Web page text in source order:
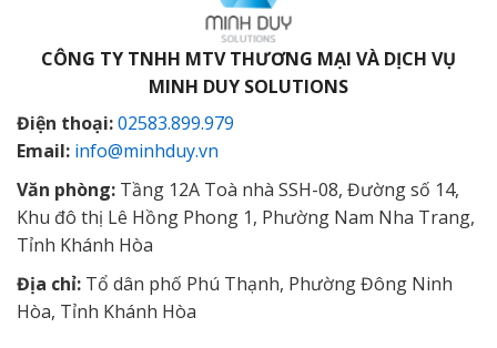
CÔNG TY TNHH MTV THƯƠNG MẠI VÀ DỊCH VỤ
MINH DUY SOLUTIONS
Điện thoại:02583.899.979
Email: info@minhduy.vn
Văn phòng: Tầng 12A Toà nhà SSH-08, Đường số 14,
Khu đô thị Lê Hồng Phong 1, Phường Nam Nha Trang,
Tỉnh Khánh Hòa
Địa chỉ: Tổ dân phố Phú Thạnh, Phường Đông Ninh
Hòa, Tỉnh Khánh Hòa